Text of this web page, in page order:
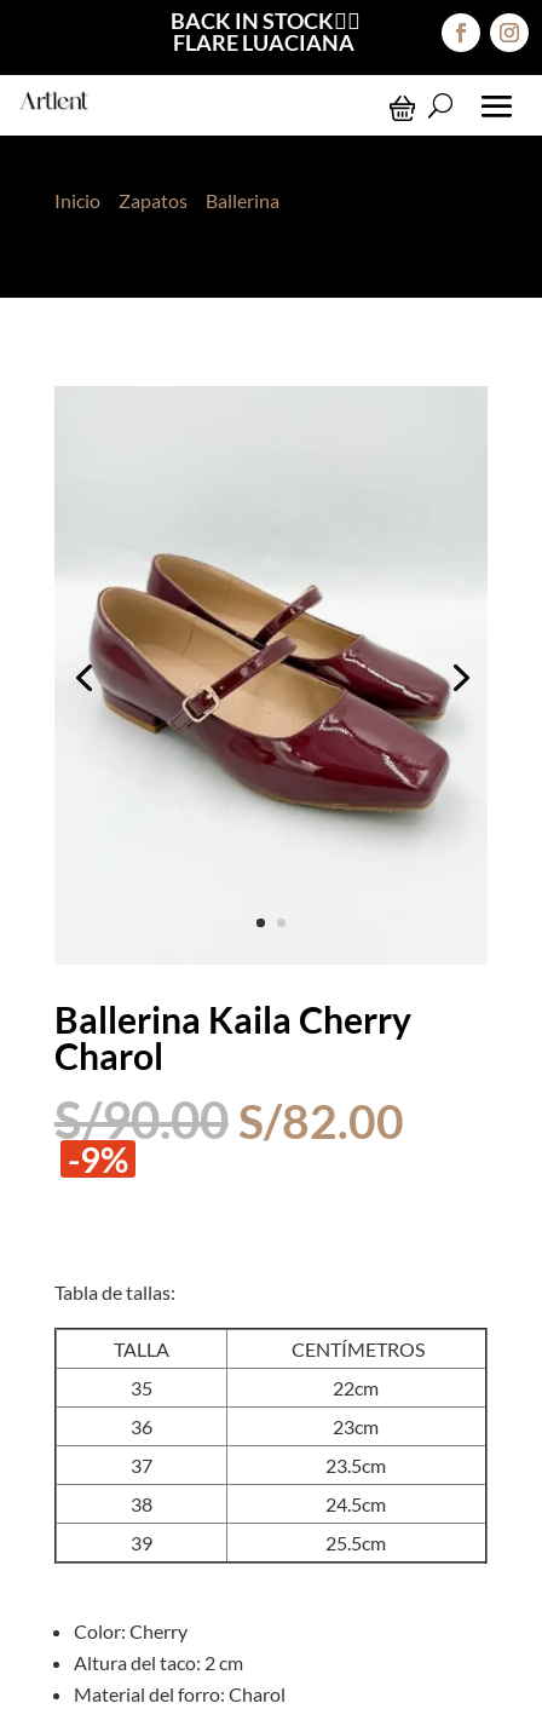
BACK IN STOCK❤️‍🔥
FLARE LUACIANA
Inicio> Zapatos> Ballerina
Ballerina Kaila Cherry
Charol
S/90.00 El
precio
S/82.00El
precio
-9%
Tabla de tallas:
TALLA
CENTÍMETROS
35
22cm
36
23cm
37
23.5cm
38
24.5cm
39
25.5cm
Color: Cherry
Altura del taco: 2 cm
Material del forro: Charol